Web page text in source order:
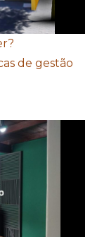
de gestão